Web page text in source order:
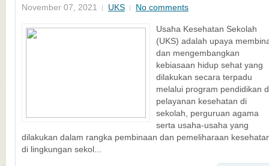
November 07, 2021 UKS No comments
Usaha Kesehatan Sekolah
(UKS) adalah upaya
dan mengembangkan
kebiasaan hidup sehat yang
dilakukan secara terpadu
melalui program pendidikan
pelayanan kesehatan di
sekolah, perguruan agama
serta usaha-usaha yang
dilakukan dalam rangka pembinaan dan pemeliharaan
di lingkungan sekol...